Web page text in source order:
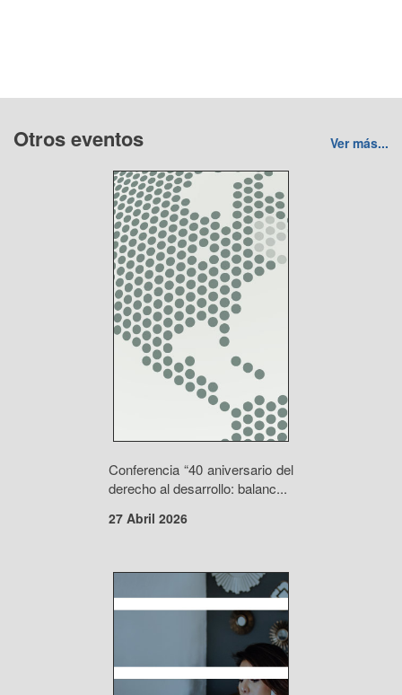
Otros eventos Ver más...
Conferencia “40 aniversario del
derecho al desarrollo: balanc...
27 Abril 2026